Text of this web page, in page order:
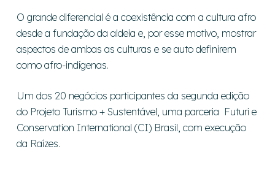
O grande diferencial é a coexistência com a cultura afro
desde a fundação da aldeia e, por esse motivo, mostrar
aspectos de ambas as culturas e se auto definirem
como afro-indígenas.
Um dos 20 negócios participantes da segunda edição
do Projeto Turismo + Sustentável, uma parceria Futuri e
Conservation International (CI) Brasil, com execução
da Raízes.